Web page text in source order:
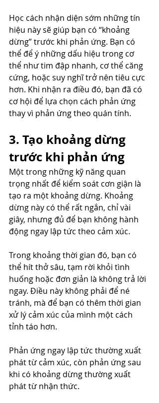
Học cách nhận diện sớm những tín
hiệu này sẽ giúp bạn có “khoảng
dừng” trước khi phản ứng. Bạn có
thể để ý những dấu hiệu trong cơ
thể như tim đập nhanh, cơ thể căng
cứng, hoặc suy nghĩ trở nên tiêu cực
hơn. Khi nhận ra điều đó, bạn đã có
cơ hội để lựa chọn cách phản ứng
thay vì phản ứng theo quán tính.
3. Tạo khoảng dừng
trước khi phản ứng
Một trong những kỹ năng quan
trọng nhất để kiểm soát cơn giận là
tạo ra một khoảng dừng. Khoảng
dừng này có thể rất ngắn, chỉ vài
giây, nhưng đủ để bạn không hành
động ngay lập tức theo cảm xúc.
Trong khoảng thời gian đó, bạn có
thể hít thở sâu, tạm rời khỏi tình
huống hoặc đơn giản là không trả lời
ngay. Điều này không phải để né
tránh, mà để bạn có thêm thời gian
xử lý cảm xúc của mình một cách
tỉnh táo hơn.
Phản ứng ngay lập tức thường xuất
phát từ cảm xúc, còn phản ứng sau
khi có khoảng dừng thường xuất
phát từ nhận thức.